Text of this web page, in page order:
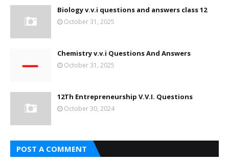
Biology v.v.i questions and answers class 12
October 31, 2025
Chemistry v.v.i Questions And Answers
October 31, 2025
12Th Entrepreneurship V.V.I. Questions
October 30, 2024
POST A COMMENT